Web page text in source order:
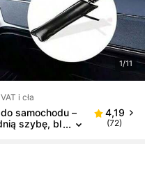
1/11
i cła
samochodu –
szybę, bl
i upały – idea
4,19
(72)